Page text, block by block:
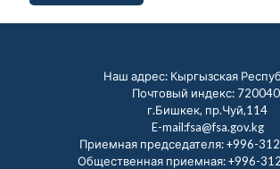
Наш адрес: Кыргызская
Почтовый индекс:
г.Бишкек, пр.Чуй,114
E-mail:fsa@fsa.gov.kg
Приемная председателя:+996-
Общественная приемная:+996-